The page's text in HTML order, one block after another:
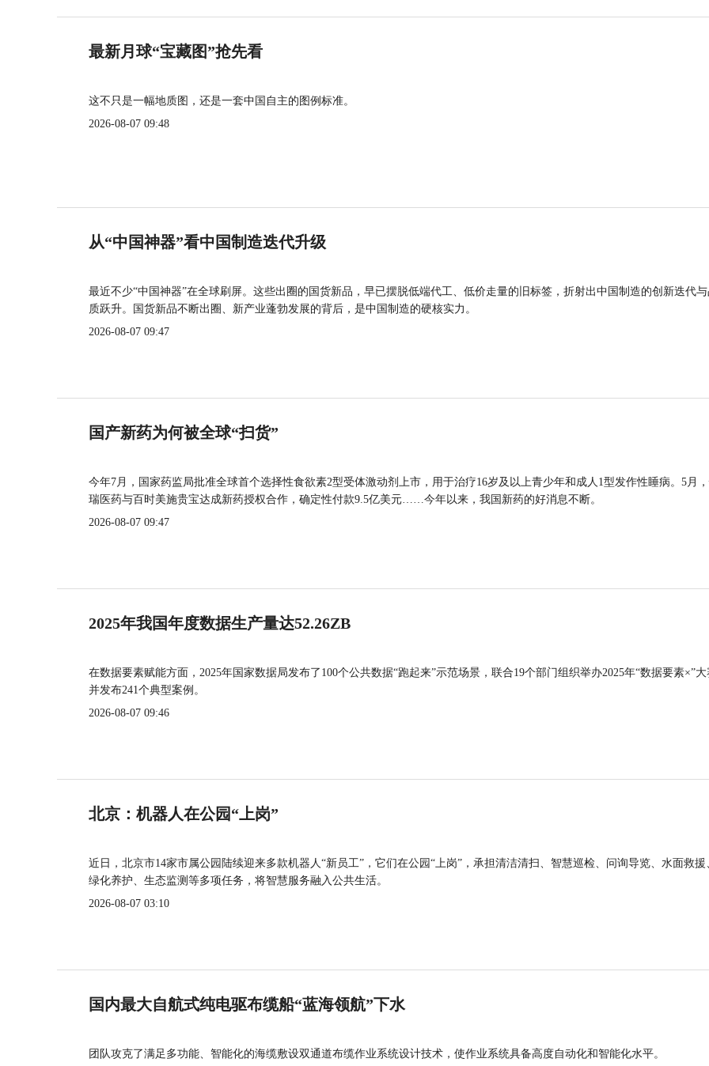
最新月球“宝藏图”抢先看
这不只是一幅地质图，还是一套中国自主的图例标准。
2026-08-07 09:48
从“中国神器”看中国制造迭代升级
最近不少“中国神器”在全球刷屏。这些出圈的国货新品，早已摆脱低端代工、低价走量的旧标签，折射出中国制造的创新迭代
质跃升。国货新品不断出圈、新产业蓬勃发展的背后，是中国制造的硬核实力。
2026-08-07 09:47
国产新药为何被全球“扫货”
今年7月，国家药监局批准全球首个选择性食欲素2型受体激动剂上市，用于治疗16岁及以上青少年和成人1型发作性睡病。5月
瑞医药与百时美施贵宝达成新药授权合作，确定性付款9.5亿美元……今年以来，我国新药的好消息不断。
2026-08-07 09:47
2025年我国年度数据生产量达52.26ZB
在数据要素赋能方面，2025年国家数据局发布了100个公共数据“跑起来”示范场景，联合19个部门组织举办2025年“数据要素×”大
并发布241个典型案例。
2026-08-07 09:46
北京：机器人在公园“上岗”
近日，北京市14家市属公园陆续迎来多款机器人“新员工”，它们在公园“上岗”，承担清洁清扫、智慧巡检、问询导览、水面救援
绿化养护、生态监测等多项任务，将智慧服务融入公共生活。
2026-08-07 03:10
国内最大自航式纯电驱布缆船“蓝海领航”下水
团队攻克了满足多功能、智能化的海缆敷设双通道布缆作业系统设计技术，使作业系统具备高度自动化和智能化水平。